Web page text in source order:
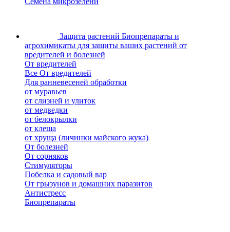
Защита растений Биопрепараты и
агрохимикаты для защиты ваших растений от
вредителей и болезней
От вредителей
Все От вредителей
Для ранневесеней обработки
от муравьев
от слизней и улиток
от медведки
от белокрылки
от клеща
от хруща (личинки майского жука)
От болезней
От сорняков
Стимуляторы
Побелка и садовый вар
От грызунов и домашних паразитов
Антистресс
Биопрепараты